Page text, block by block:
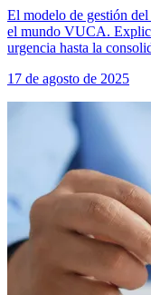
El modelo de gestión
el mundo VUCA.
urgencia hasta la
17 de agosto de 2025